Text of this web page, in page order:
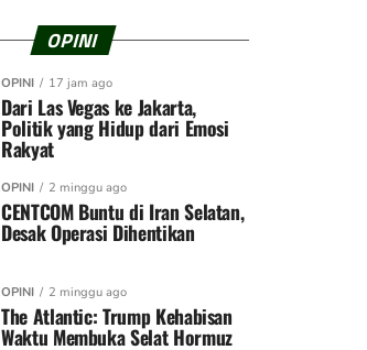
OPINI
OPINI 17 jam ago
Dari Las Vegas ke Jakarta,
Politik yang Hidup dari Emosi
Rakyat
OPINI 2 minggu ago
CENTCOM Buntu di Iran Selatan,
Desak Operasi Dihentikan
OPINI 2 minggu ago
The Atlantic: Trump Kehabisan
Waktu Membuka Selat Hormuz